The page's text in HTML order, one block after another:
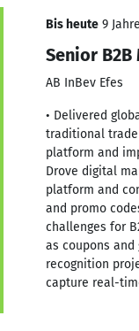
Bis heute 9
Senior
AB InBev Efes
• Delivered
traditional
platform and
Drove digital
platform and
and promo
challenges for
as coupons and
recognition
capture real-